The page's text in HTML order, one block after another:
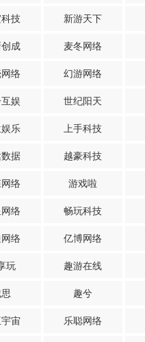
技 新游天下
成 麦冬网络
络 幻游网络
娱 世纪阳天
乐 上手科技
据 越豪科技
络 游戏啦
络 畅玩科技
络 亿博网络
玩 趣游在线
趣兮
宙 乐聪网络